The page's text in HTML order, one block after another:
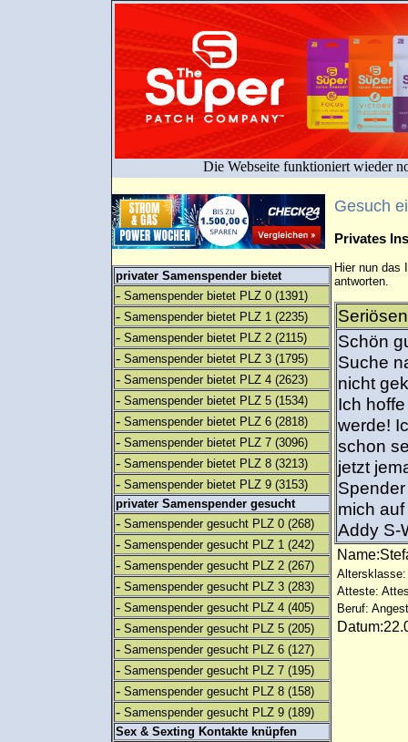
Die Webseite funktioniert wieder
privater Samenspender bietet
- Samenspender bietet PLZ 0 (1391)
- Samenspender bietet PLZ 1 (2235)
- Samenspender bietet PLZ 2 (2115)
- Samenspender bietet PLZ 3 (1795)
- Samenspender bietet PLZ 4 (2623)
- Samenspender bietet PLZ 5 (1534)
- Samenspender bietet PLZ 6 (2818)
- Samenspender bietet PLZ 7 (3096)
- Samenspender bietet PLZ 8 (3213)
- Samenspender bietet PLZ 9 (3153)
privater Samenspender gesucht
- Samenspender gesucht PLZ 0 (268)
- Samenspender gesucht PLZ 1 (242)
- Samenspender gesucht PLZ 2 (267)
- Samenspender gesucht PLZ 3 (283)
- Samenspender gesucht PLZ 4 (405)
- Samenspender gesucht PLZ 5 (205)
- Samenspender gesucht PLZ 6 (127)
- Samenspender gesucht PLZ 7 (195)
- Samenspender gesucht PLZ 8 (158)
- Samenspender gesucht PLZ 9 (189)
Sex & Sexting Kontakte knüpfen
Gesuch
Privates
Hier nun das
antworten.
Schön
Suche
nicht
Ich
werde!
schon
jetzt
mich
Addy S-
Altersklasse:
Atteste:
Beruf: